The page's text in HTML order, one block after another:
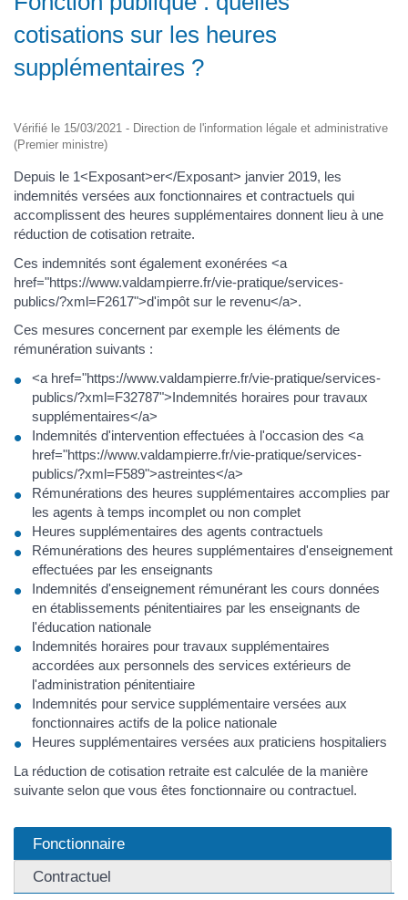
cotisations sur les heures
supplémentaires ?
Vérifié le 15/03/2021 - Direction de l'information légale et administrative
(Premier ministre)
Depuis le 1<Exposant>er</Exposant> janvier 2019, les
indemnités versées aux fonctionnaires et contractuels qui
accomplissent des heures supplémentaires donnent lieu à une
réduction de cotisation retraite.
Ces indemnités sont également exonérées <a
href="https://www.valdampierre.fr/vie-pratique/services-
publics/?xml=F2617">d'impôt sur le revenu</a>.
Ces mesures concernent par exemple les éléments de
rémunération suivants :
<a href="https://www.valdampierre.fr/vie-pratique/services-
publics/?xml=F32787">Indemnités horaires pour travaux
supplémentaires</a>
Indemnités d'intervention effectuées à l'occasion des <a
href="https://www.valdampierre.fr/vie-pratique/services-
publics/?xml=F589">astreintes</a>
Rémunérations des heures supplémentaires accomplies par
les agents à temps incomplet ou non complet
Heures supplémentaires des agents contractuels
Rémunérations des heures supplémentaires d'enseignement
effectuées par les enseignants
Indemnités d'enseignement rémunérant les cours données
en établissements pénitentiaires par les enseignants de
l'éducation nationale
Indemnités horaires pour travaux supplémentaires
accordées aux personnels des services extérieurs de
l'administration pénitentiaire
Indemnités pour service supplémentaire versées aux
fonctionnaires actifs de la police nationale
Heures supplémentaires versées aux praticiens hospitaliers
La réduction de cotisation retraite est calculée de la manière
suivante selon que vous êtes fonctionnaire ou contractuel.
Fonctionnaire
Contractuel